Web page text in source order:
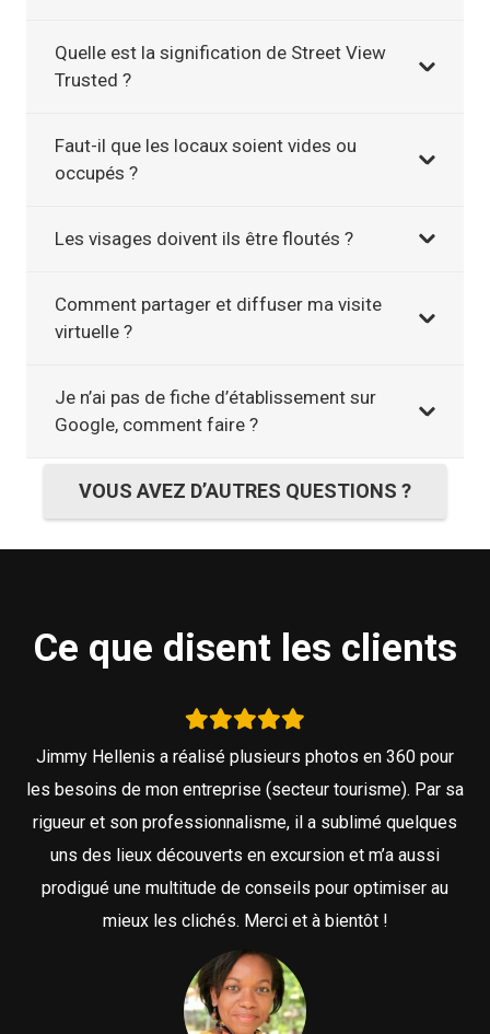
Quelle est la signification de Street View
Trusted ?
Faut-il que les locaux soient vides ou
occupés ?
Les visages doivent ils être floutés ?
Comment partager et diffuser ma visite
virtuelle ?
Je n’ai pas de fiche d’établissement sur
Google, comment faire ?
VOUS AVEZ D’AUTRES QUESTIONS ?
Ce que disent les clients
Jimmy Hellenis a réalisé plusieurs photos en 360 pour
les besoins de mon entreprise (secteur tourisme). Par sa
rigueur et son professionnalisme, il a sublimé quelques
uns des lieux découverts en excursion et m’a aussi
prodigué une multitude de conseils pour optimiser au
mieux les clichés. Merci et à bientôt !